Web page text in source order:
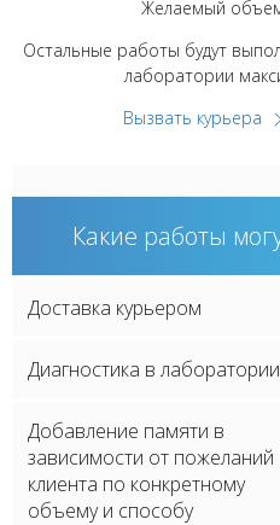
Желаемый
Остальные работы будут
лаборатории
Вызвать курьера
Какие работы
Доставка курьером
Диагностика в лаборатории
Добавление памяти в
зависимости от пожеланий
клиента по конкретному
объему и способу